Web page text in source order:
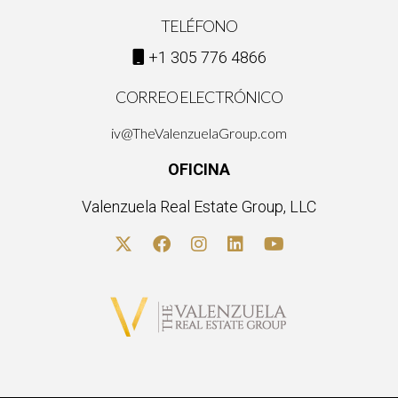
TELÉFONO
+1 305 776 4866
CORREO ELECTRÓNICO
iv@TheValenzuelaGroup.com
OFICINA
Valenzuela Real Estate Group, LLC